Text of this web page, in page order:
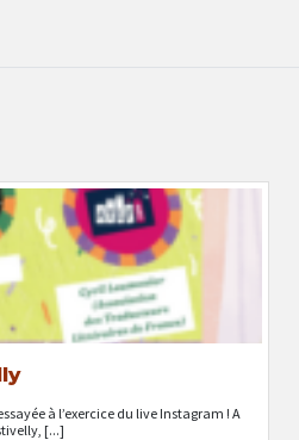
à l’exercice du live Instagram ! A
[...]